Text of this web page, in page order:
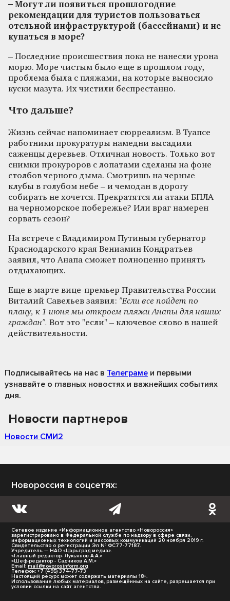
– Могут ли появиться прошлогодние
рекомендации для туристов пользоваться
отельной инфраструктурой (бассейнами) и не
купаться в море?
– Последние происшествия пока не нанесли урона
морю. Море чистым было еще в прошлом году,
проблема была с пляжами, на которые выносило
куски мазута. Их чистили беспрестанно.
Что дальше?
Жизнь сейчас напоминает сюрреализм. В Туапсе
работники прокуратуры намедни высадили
саженцы деревьев. Отличная новость. Только вот
снимки прокуроров с лопатами сделаны на фоне
столбов черного дыма. Смотришь на черные
клубы в голубом небе – и чемодан в дорогу
собирать не хочется. Прекратятся ли атаки БПЛА
на черноморское побережье? Или враг намерен
сорвать сезон?
На встрече с Владимиром Путиным губернатор
Краснодарского края Вениамин Кондратьев
заявил, что Анапа сможет полноценно принять
отдыхающих.
Еще в марте вице-премьер Правительства России
Виталий Савельев заявил: "Если все пойдет по
плану, к 1 июня мы откроем пляжи Анапы для наших
граждан". Вот это "если" – ключевое слово в нашей
действительности.
Подписывайтесь на нас в Телеграме и первыми
узнавайте о главных новостях и важнейших событиях
дня.
Новости партнеров
Новости СМИ2
Новороссия в соцсетях:
Сетевое издание «Информационное агентство «Новороссия»
зарегистрировано в Федеральной службе по надзору в сфере связи,
информационных технологий и массовых коммуникаций 20 ноября 2019 г.
Свидетельство о регистрации Эл № ФС77-77187.
Учредитель — НАО «Царьград медиа».
«Главный редактор- Лукьянов А.А.»
«Шеф-редактор - Садчиков А.М.»
Email: mail@novorosinform.org
Телефон: +7 (495) 374-77-73
Настоящий ресурс может содержать материалы 18+.
Использование любых материалов, размещённых на сайте, разрешается при
условии ссылки на сайт агентства.